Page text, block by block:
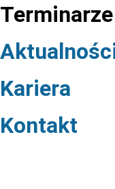
Terminarze
Kariera
Kontakt